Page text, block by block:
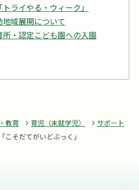
ライやる・ウィーク」
域展開について
・認定こども園への入園
教育 育児（未就学児）
サポート
「こそだてがいどぶっく」